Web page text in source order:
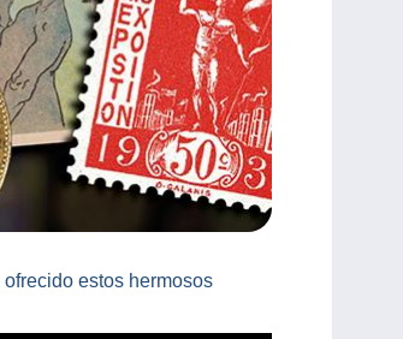
estos hermosos